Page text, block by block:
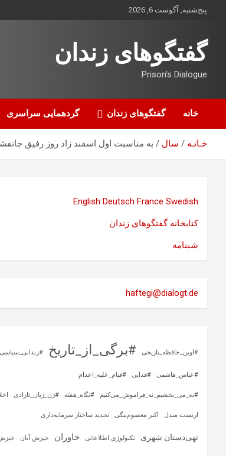
محتوا
پنج‌شنبه, آگوست 6, 2026
گفتگوهای زندان
Prison's Dialogue
خانه گفتگوهای زندان گردهمایی سراسری
خـانـه سال به مناسبت اول اسفند زاد روز رفیق
English Deutsch France Swedish
کتابخانه گفتگوهای زندان
شبنامه
haftegi@dialogt.de
#اوین_حافظه_تاریخی #برگی_از_تاریخ #زندانی_سیاسی
#عباس_هاشمی #فدایی #قیام_علیه_اعدام
#نه_می_بخشیم_نه_فراموش_می‌کنیم #نگاه_هفته #ژن_ژیان_ئازادی
ارنست مندل اکبر معصوم‌بیگی تجدید ساختار سرمایه‌داری
تهی‌دستان شهری تکنولوژی اطلاعاتی خاوران خیزش آبان